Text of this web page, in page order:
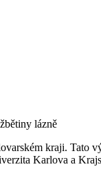
lázně
kraji.
Karlova a